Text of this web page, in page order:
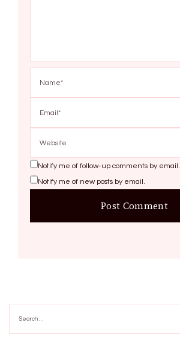
Notify me of follow-up comments by email.
Notify me of new posts by email.
for: